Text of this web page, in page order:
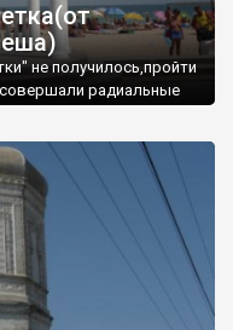
не получилось,пройти
радиальные